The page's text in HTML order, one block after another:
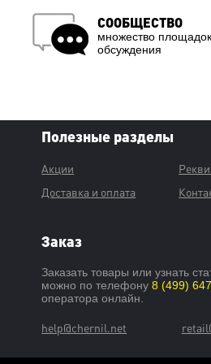
СООБЩЕСТВО
множество
обсуждения
Полезные разделы
Акции
Доставка и оплата
Заказ
Заказать товары или узнать
можно по телефону8 (499)
оператора онлайн.
help@chernil.net